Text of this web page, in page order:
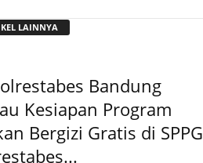
LAINNYA
Bandung
Kesiapan Program
Bergizi Gratis di SPPG